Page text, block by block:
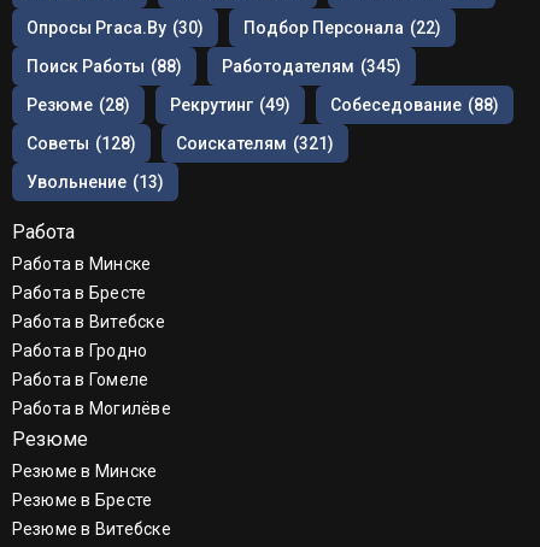
Опросы Praca.by (30) Подбор Персонала (22)
Поиск Работы (88) Работодателям (345)
Резюме (28) Рекрутинг (49) Собеседование (88)
Советы (128) Соискателям (321)
Увольнение (13)
Работа
Работа в Минске
Работа в Бресте
Работа в Витебске
Работа в Гродно
Работа в Гомеле
Работа в Могилёве
Резюме
Резюме в Минске
Резюме в Бресте
Резюме в Витебске